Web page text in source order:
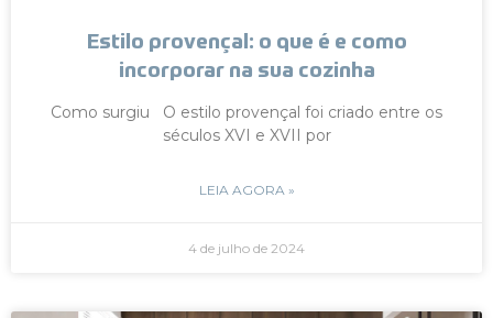
Estilo provençal: o que é e como
incorporar na sua cozinha
Como surgiu O estilo provençal foi criado entre os
séculos XVI e XVII por
LEIA AGORA »
4 de julho de 2024